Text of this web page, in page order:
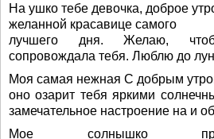
На ушко тебе девочка, доброе
желанной красавице самого
лучшего дня. Желаю,
сопровождала тебя. Люблю до
Моя самая нежная С добрым
оно озарит тебя яркими
замечательное настроение на и
Мое солнышко